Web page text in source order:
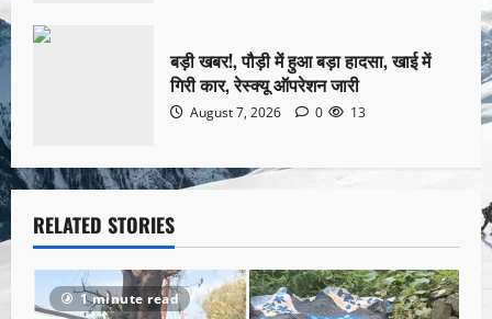
बड़ी खबर!, पौड़ी में हुआ बड़ा हादसा, खाई में
गिरी कार, रेस्क्यू ऑपरेशन जारी
August 7, 2026 0 13
RELATED STORIES
1 minute read